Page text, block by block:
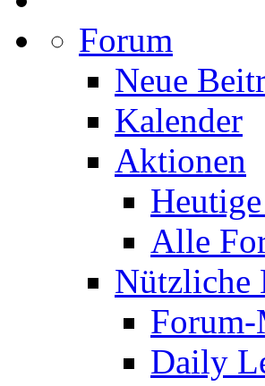
Forum
Neue
Kalender
Aktionen
Alle
Nützliche
Forum-
Daily